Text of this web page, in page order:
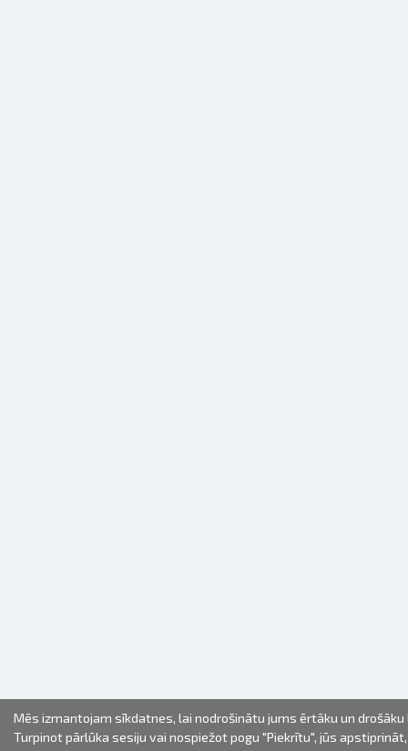
Mēs izmantojam sīkdatnes, lai nodrošinātu jums ērtāku un
Turpinot pārlūka sesiju vai nospiežot pogu "Piekrītu", jūs